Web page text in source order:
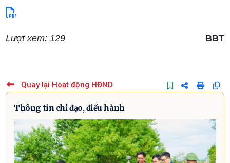
Lượt xem: 129 BBT
Quay lại Hoạt động HĐND
Thông tin chỉ đạo, điều hành